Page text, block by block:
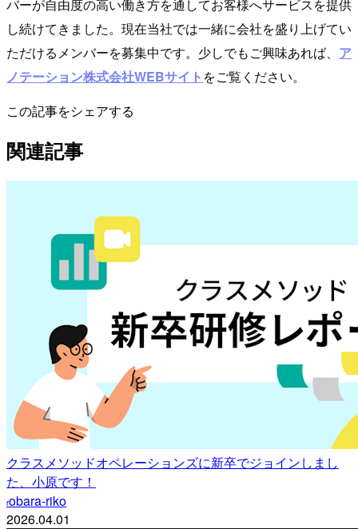
バーが自由度の高い働き方を通してお客様へサービスを提供
し続けてきました。現在当社では一緒に会社を盛り上げてい
ただけるメンバーを募集中です。少しでもご興味あれば、 ア
ノテーション株式会社WEBサイト をご覧ください。
この記事をシェアする
関連記事
クラスメソッドオペレーションズに新卒でジョインしまし
た、小原です！
robara-riko
2026.04.01